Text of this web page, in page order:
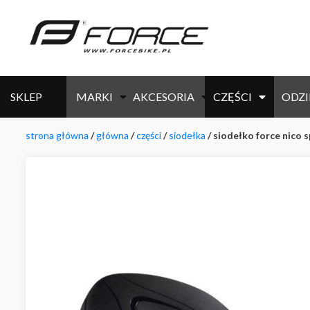
SKLEP MARKI AKCESORIA CZĘŚCI
strona główna /główna /części/siodełka / siodełko force nico